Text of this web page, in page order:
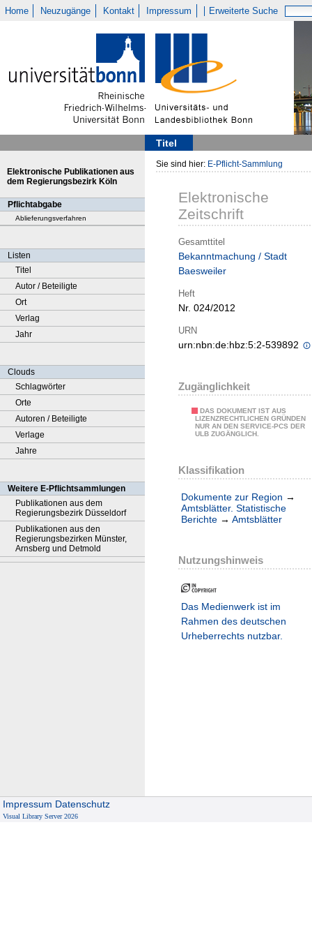
Home Neuzugänge Kontakt Impressum Erweiterte Suche
Titel
Elektronische Publikationen aus
dem Regierungsbezirk Köln
Pflichtabgabe
Ablieferungsverfahren
Listen
Titel
Autor / Beteiligte
Ort
Verlag
Jahr
Clouds
Schlagwörter
Orte
Autoren / Beteiligte
Verlage
Jahre
Weitere E-Pflichtsammlungen
Publikationen aus dem
Regierungsbezirk Düsseldorf
Publikationen aus den
Regierungsbezirken Münster,
Arnsberg und Detmold
Sie sind hier: E-Pflicht-Sammlung
Elektronische
Zeitschrift
Gesamttitel
Bekanntmachung / Stadt
Baesweiler
Heft
Nr. 024/2012
URN
urn:nbn:de:hbz:5:2-539892
Zugänglichkeit
DAS DOKUMENT IST AUS
LIZENZRECHTLICHEN GRÜNDEN
NUR AN DEN SERVICE-PCS DER
ULB ZUGÄNGLICH.
Klassifikation
Dokumente zur Region →
Amtsblätter. Statistische
Berichte → Amtsblätter
Nutzungshinweis
Das Medienwerk ist im
Rahmen des deutschen
Urheberrechts nutzbar.
Impressum Datenschutz
Visual Library Server 2026